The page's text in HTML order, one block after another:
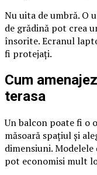
Nu uita de umbră. O
de grădină pot crea
însorite. Ecranul
fi protejați.
Cum
terasa
Un balcon poate fi o
măsoară spațiul și
dimensiuni.
pot economisi mult